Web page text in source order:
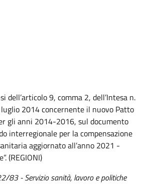
dell’articolo 9, comma 2, dell’Intesa n.
2014 concernente il nuovo Patto
gli anni 2014-2016, sul documento
interregionale per la compensazione
aggiornato all’anno 2021 -
(REGIONI)
83 - Servizio sanità, lavoro e politiche